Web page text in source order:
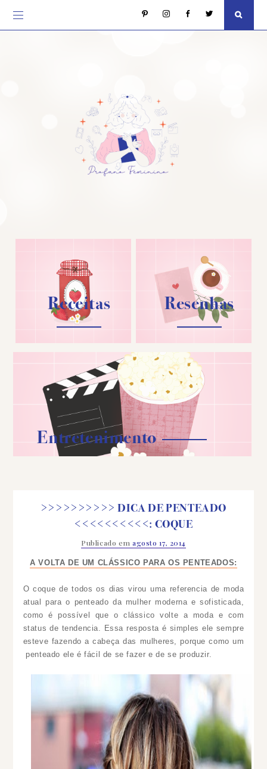
Receitas Resenhas
Entretenimento
>>>>>>>>>> DICA DE PENTEADO
<<<<<<<<<<: COQUE
Publicado em agosto 17, 2014
A VOLTA DE UM CLÁSSICO PARA OS PENTEADOS:
O coque de todos os dias virou uma referencia de moda
atual para o penteado da mulher moderna e sofisticada,
como é possível que o clássico volte a moda e com
status de tendencia. Essa resposta é simples ele sempre
esteve fazendo a cabeça das mulheres, porque como um
penteado ele é fácil de se fazer e de se produzir.